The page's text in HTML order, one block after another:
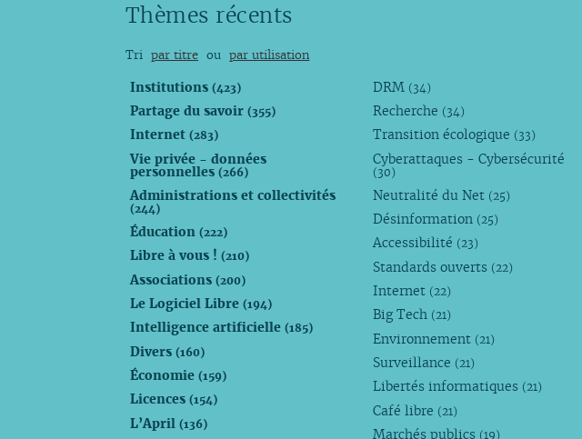
Thèmes récents
Tri par titre ou par utilisation
Institutions(423)
Partage du savoir(355)
Internet(283)
Vie privée - données
personnelles(266)
Administrations et collectivités
(244)
Éducation(222)
Libre à vous !(210)
Associations(200)
Le Logiciel Libre(194)
Intelligence artificielle(185)
Divers(160)
Économie(159)
Licences(154)
L’April(136)
DRM (34)
Recherche (34)
Transition écologique (33)
Cyberattaques - Cybersécurité
(30)
Neutralité du Net (25)
Désinformation (25)
Accessibilité (23)
Standards ouverts (22)
Internet (22)
Big Tech (21)
Environnement (21)
Surveillance (21)
Libertés informatiques (21)
Café libre (21)
Marchés publics (19)